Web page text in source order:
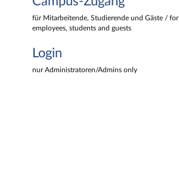
für Mitarbeitende, Studierende und Gäste / for
employees, students and guests
Login
nur Administratoren/Admins only